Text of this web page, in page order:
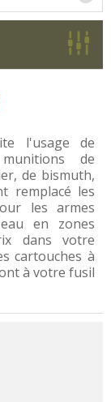
l'usage de
de
de bismuth,
remplacé les
les armes
en zones
dans votre
cartouches à
à votre fusil